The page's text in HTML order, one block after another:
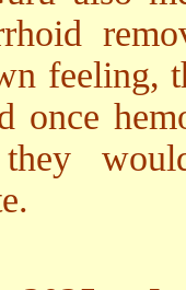
feeling,
once
they